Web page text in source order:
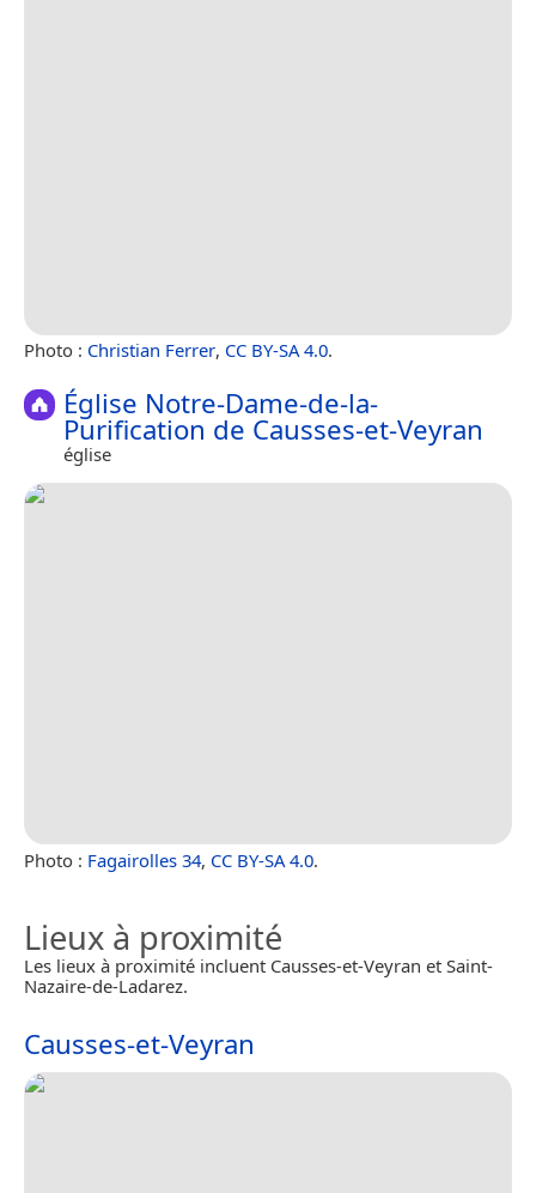
Photo : Christian Ferrer, CC BY-SA 4.0.
Église Notre-Dame-de-la-
Purification de Causses-et-Veyran
église
Photo : Fagairolles 34, CC BY-SA 4.0.
Lieux à proximité
Les lieux à proximité incluent Causses-et-Veyran et Saint-
Nazaire-de-Ladarez.
Causses-et-Veyran